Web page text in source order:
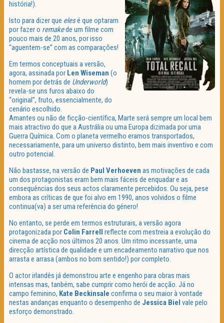
história!).
Isto para dizer que elesé que optaram
por fazer o remakede um filme com
pouco mais de 20 anos, por isso
“aguentem-se” com as comparações!
Em termos conceptuais a versão,
agora, assinada por Len Wiseman (o
homem por detrás de Underworld)
revela-se uns furos abaixo do
“original”, fruto, essencialmente, do
cenário escolhido.
Amantes ou não de ficção-científica, Marte será sempre um local bem
mais atractivo do que a Austrália ou uma Europa dizimada por uma
Guerra Química. Com o planeta vermelho eramos transportados,
necessariamente, para um universo distinto, bem mais inventivo e com
outro potencial.
Não bastasse, na versão de Paul Verhoeven as motivações de cada
um dos protagonistas eram bem mais fáceis de enquadar e as
consequências dos seus actos claramente percebidos. Ou seja, pese
embora as críticas de que foi alvo em 1990, anos volvidos o filme
continua(va) a ser uma referência do género!
No entanto, se perde em termos estruturais, a versão agora
protagonizada por Colin Farrell reflecte com mestreia a evolução do
cinema de acção nos últimos 20 anos. Um ritmo incessante, uma
direcção artística de qualidade e um encadeamento narrativo que nos
arrasta e arrasa (ambos no bom sentido!) por completo.
O actor irlandês já demonstrou arte e engenho para obras mais
intensas mas, tanbém, sabe cumprir como herói de acção. Já no
campo feminino, Kate Beckinsale confirma o seu maior à vontade
nestas andanças enquanto o desempenho de Jessica Biel vale pelo
esforço demonstrado.